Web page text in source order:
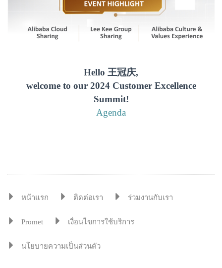
ภาษาไทย
Hello 王冠庆,
welcome to our 2024 Customer Excellence
Summit!
Agenda
หน้าแรก ติดต่อเรา ร่วมงานกับเรา
Promet เงื่อนไขการใช้บริการ
นโยบายความเป็นส่วนตัว